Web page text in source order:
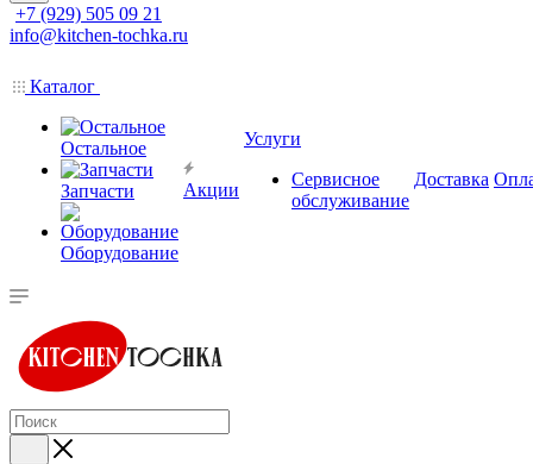
+7 (929) 505 09 21
info@kitchen-tochka.ru
Каталог
Остальное
Запчасти
Оборудование
Акции
Услуги
Сервисное
обслуживание
Доставка